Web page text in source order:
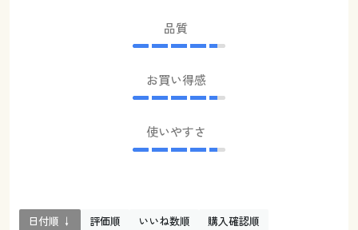
品質
お買い得感
使いやすさ
日付順 ↓ 評価順 いいね数順
購入確認順